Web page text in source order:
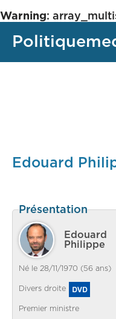
Warning:
Edouard
Présentation
Edouard
Philippe
Né le 28/11/1970 (56 ans)
Divers droite
Premier ministre